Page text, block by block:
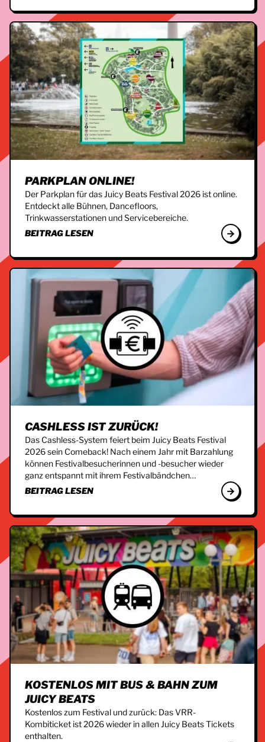
PARKPLAN ONLINE!
Der Parkplan für das Juicy Beats Festival 2026 ist online.
Entdeckt alle Bühnen, Dancefloors,
Trinkwasserstationen und Servicebereiche.
BEITRAG LESEN
CASHLESS IST ZURÜCK!
Das Cashless-System feiert beim Juicy Beats Festival
2026 sein Comeback! Nach einem Jahr mit Barzahlung
können Festivalbesucherinnen und -besucher wieder
ganz entspannt mit ihrem Festivalbändchen…
BEITRAG LESEN
KOSTENLOS MIT BUS & BAHN ZUM
JUICY BEATS
Kostenlos zum Festival und zurück: Das VRR-
Kombiticket ist 2026 wieder in allen Juicy Beats Tickets
enthalten.